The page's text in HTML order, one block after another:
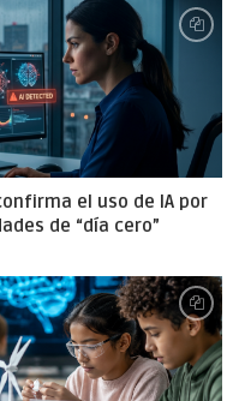
el uso de IA por
de “día cero”